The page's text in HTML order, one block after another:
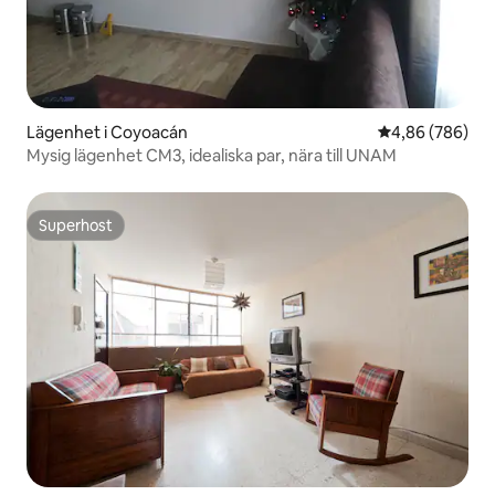
Lägenhet i Coyoacán 4,86 av 5 i
4,86 (786)
Mysig lägenhet CM3, idealiska par, nära till UNAM
Superhost
Superhost